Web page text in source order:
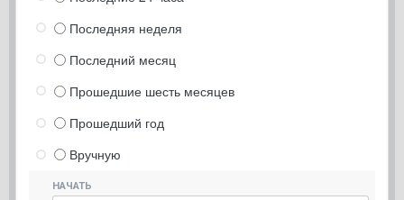
Последняя неделя
Последний месяц
Прошедшие шесть месяцев
Прошедший год
Вручную
НАЧАТЬ